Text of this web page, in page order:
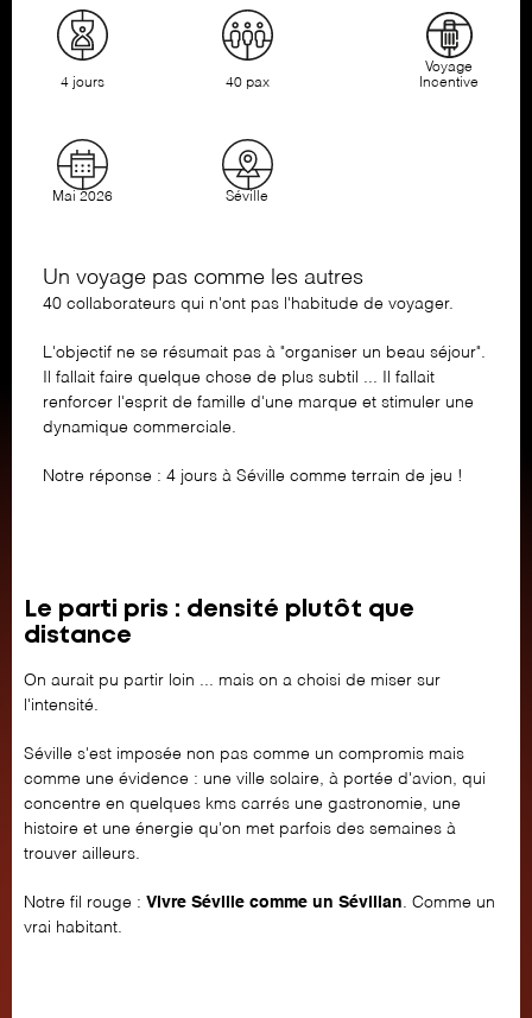
4 jours 40 pax
Voyage
Incentive
Mai 2026 Séville
Un voyage pas comme les autres
40 collaborateurs qui n'ont pas l'habitude de voyager.
L'objectif ne se résumait pas à "organiser un beau séjour".
Il fallait faire quelque chose de plus subtil ... Il fallait
renforcer l'esprit de famille d'une marque et stimuler une
dynamique commerciale.
Notre réponse : 4 jours à Séville comme terrain de jeu !
Le parti pris : densité plutôt que
distance
On aurait pu partir loin ... mais on a choisi de miser sur
l'intensité.
Séville s'est imposée non pas comme un compromis mais
comme une évidence : une ville solaire, à portée d'avion, qui
concentre en quelques kms carrés une gastronomie, une
histoire et une énergie qu'on met parfois des semaines à
trouver ailleurs.
Notre fil rouge : Vivre Séville comme un Sévillan. Comme un
vrai habitant.